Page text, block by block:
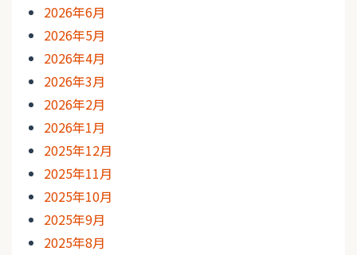
2026年6月
2026年5月
2026年4月
2026年3月
2026年2月
2026年1月
2025年12月
2025年11月
2025年10月
2025年9月
2025年8月